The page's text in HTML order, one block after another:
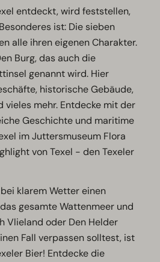
entdeckt, wird feststellen,
ist: Die sieben
alle ihren eigenen Charakter.
Burg, das auch die
genannt wird. Hier
historische Gebäude,
vieles mehr. Entdecke mit der
Geschichte und maritime
im Juttersmuseum Flora
von Texel - den Texeler
klarem Wetter einen
gesamte Wattenmeer und
Vlieland oder Den Helder
Fall verpassen solltest, ist
Bier! Entdecke die